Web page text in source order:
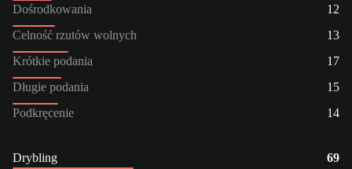
Dośrodkowania
12
Celność rzutów wolnych
13
Krótkie podania
17
Długie podania
15
Podkręcenie
14
Drybling
69